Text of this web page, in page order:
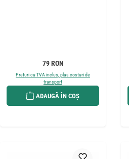
Preț obișnuit:
79 RON
Prețuri cu TVA inclus, plus costuri de
transport
ADAUGĂ ÎN COȘ